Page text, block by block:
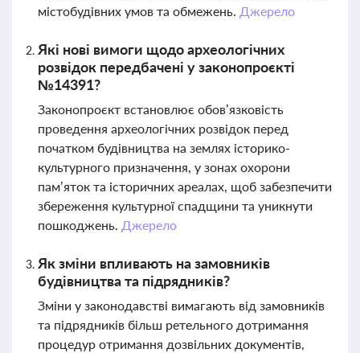
містобудівних умов та обмежень. Джерело
Які нові вимоги щодо археологічних
розвідок передбачені у законопроєкті
№14391?
Законопроєкт встановлює обов’язковість
проведення археологічних розвідок перед
початком будівництва на землях історико-
культурного призначення, у зонах охорони
пам’яток та історичних ареалах, щоб забезпечити
збереження культурної спадщини та уникнути
пошкоджень. Джерело
Як зміни впливають на замовників
будівництва та підрядників?
Зміни у законодавстві вимагають від замовників
та підрядників більш ретельного дотримання
процедур отримання дозвільних документів,